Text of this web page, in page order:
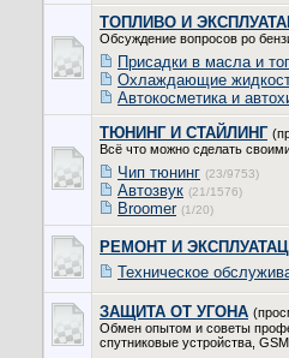
ТОПЛИВО И
Обсуждение вопросов ро
Присадки в масла и
Охлаждающие
Автокосметика и
ТЮНИНГ И СТАЙЛИНГ
Всё что можно сделать
Чип тюнинг (23/9753)
Автозвук (21/1576)
Broomer (1/20)
РЕМОНТ И
Техническое
ЗАЩИТА ОТ УГОНА
Обмен опытом и советы
спутниковые устройства,